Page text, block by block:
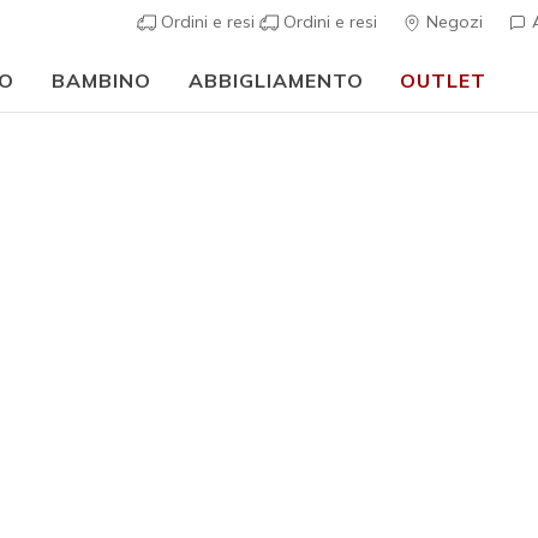
Ordini e resi Ordini e resi Negozi
BAMBINO ABBIGLIAMENTO OUTLET